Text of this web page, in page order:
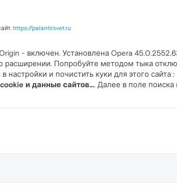
https://palantirsvet.ru
- включен. Установлена Opera
расширении. Попробуйте методом тыка
и почистить куки для этого сайта :
и данные сайтов.... Далее в поле поиска